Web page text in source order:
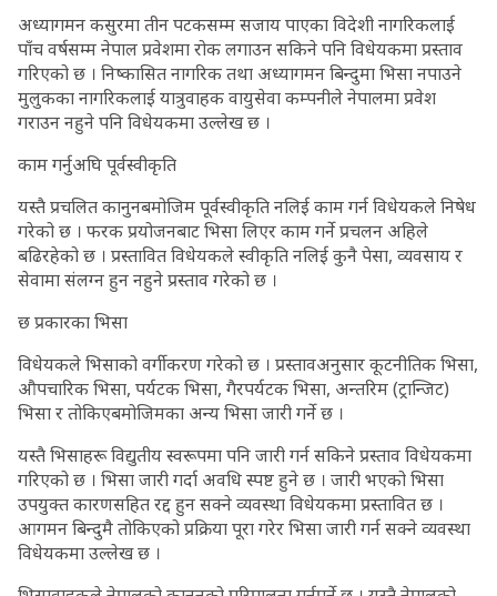
अध्यागमन कसुरमा तीन पटकसम्म सजाय पाएका विदेशी नागरिकलाई
पाँच वर्षसम्म नेपाल प्रवेशमा रोक लगाउन सकिने पनि विधेयकमा प्रस्ताव
गरिएको छ । निष्कासित नागरिक तथा अध्यागमन बिन्दुमा भिसा नपाउने
मुलुकका नागरिकलाई यात्रुवाहक वायुसेवा कम्पनीले नेपालमा प्रवेश
गराउन नहुने पनि विधेयकमा उल्लेख छ ।
काम गर्नुअघि पूर्वस्वीकृति
यस्तै प्रचलित कानुनबमोजिम पूर्वस्वीकृति नलिई काम गर्न विधेयकले निषेध
गरेको छ । फरक प्रयोजनबाट भिसा लिएर काम गर्ने प्रचलन अहिले
बढिरहेको छ । प्रस्तावित विधेयकले स्वीकृति नलिई कुनै पेसा, व्यवसाय र
सेवामा संलग्न हुन नहुने प्रस्ताव गरेको छ ।
छ प्रकारका भिसा
विधेयकले भिसाको वर्गीकरण गरेको छ । प्रस्तावअनुसार कूटनीतिक भिसा,
औपचारिक भिसा, पर्यटक भिसा, गैरपर्यटक भिसा, अन्तरिम (ट्रान्जिट)
भिसा र तोकिएबमोजिमका अन्य भिसा जारी गर्ने छ ।
यस्तै भिसाहरू विद्युतीय स्वरूपमा पनि जारी गर्न सकिने प्रस्ताव विधेयकमा
गरिएको छ । भिसा जारी गर्दा अवधि स्पष्ट हुने छ । जारी भएको भिसा
उपयुक्त कारणसहित रद्द हुन सक्ने व्यवस्था विधेयकमा प्रस्तावित छ ।
आगमन बिन्दुमै तोकिएको प्रक्रिया पूरा गरेर भिसा जारी गर्न सक्ने व्यवस्था
विधेयकमा उल्लेख छ ।